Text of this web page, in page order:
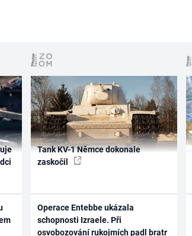
Tank KV-1 Němce dokonale
zaskočil
Operace Entebbe ukázala
schopnosti Izraele. Při
osvobozování rukojmích padl bratr